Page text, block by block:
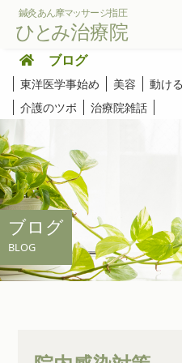
ブログ
東洋医学事始め 美容 動け
介護のツボ
治療院雑話
ブログ
BLOG